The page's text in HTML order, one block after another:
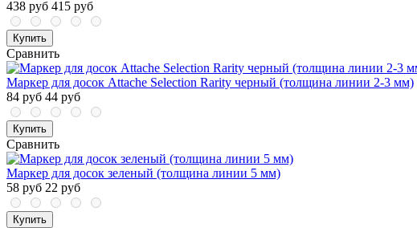
438 руб 415 руб
Купить
Сравнить
Маркер для досок Attache Selection Rarity черный (толщина линии 2-3 мм)
84 руб 44 руб
Купить
Сравнить
Маркер для досок зеленый (толщина линии 5 мм)
58 руб 22 руб
Купить